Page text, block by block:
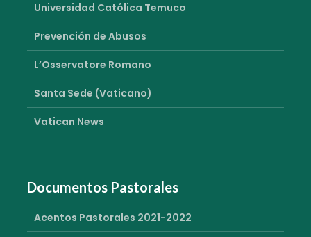
Universidad Católica Temuco
Prevención de Abusos
L’Osservatore Romano
Santa Sede (Vaticano)
Vatican News
Documentos Pastorales
Acentos Pastorales 2021-2022